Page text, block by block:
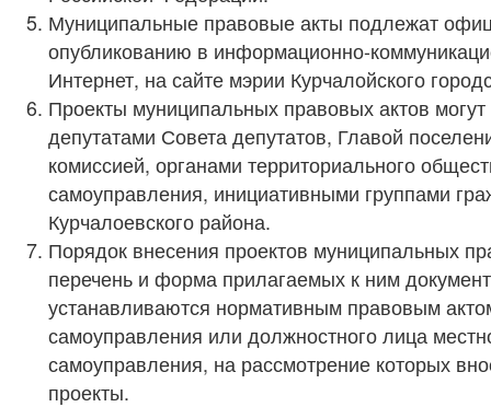
Муниципальные правовые акты подлежат
опубликованию в информационно-
Интернет, на сайте мэрии Курчалойского
Проекты муниципальных правовых актов могут
депутатами Совета депутатов, Главой
комиссией, органами территориального
самоуправления, инициативными группами
Курчалоевского района.
Порядок внесения проектов муниципальных
перечень и форма прилагаемых к ним
устанавливаются нормативным правовым
самоуправления или должностного лица
самоуправления, на рассмотрение которых
проекты.